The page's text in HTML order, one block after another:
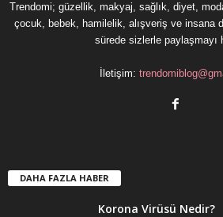
Trendomi; güzellik, makyaj, sağlık, diyet,
çocuk, bebek, hamilelik, alışveriş ve insana
sürede sizlerle paylaşmayı
İletişim:
DAHA FAZLA HABER
Korona Virüsü Nedir?